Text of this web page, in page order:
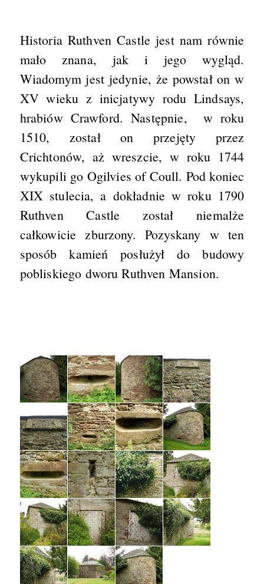
Historia Ruthven Castle jest nam równie
mało znana, jak i jego wygląd.
Wiadomym jest jedynie, że powstał on w
XV wieku z inicjatywy rodu Lindsays,
hrabiów Crawford. Następnie, w roku
1510, został on przejęty przez
Crichtonów, aż wreszcie, w roku 1744
wykupili go Ogilvies of Coull. Pod koniec
XIX stulecia, a dokładnie w roku 1790
Ruthven Castle został niemalże
całkowicie zburzony. Pozyskany w ten
sposób kamień posłużył do budowy
pobliskiego dworu Ruthven Mansion.